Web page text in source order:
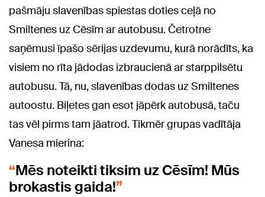
pašmāju slavenības spiestas doties ceļā no
Smiltenes uz Cēsīm ar autobusu. Četrotne
saņēmusi īpašo sērijas uzdevumu, kurā norādīts, ka
visiem no rīta jādodas izbraucienā ar starppilsētu
autobusu. Tā, nu, slavenības dodas uz Smiltenes
autoostu. Biļetes gan esot jāpērk autobusā, taču
tas vēl pirms tam jāatrod. Tikmēr grupas vadītāja
Vanesa mierina:
Mēs noteikti tiksim uz Cēsīm! Mūs
brokastis gaida!